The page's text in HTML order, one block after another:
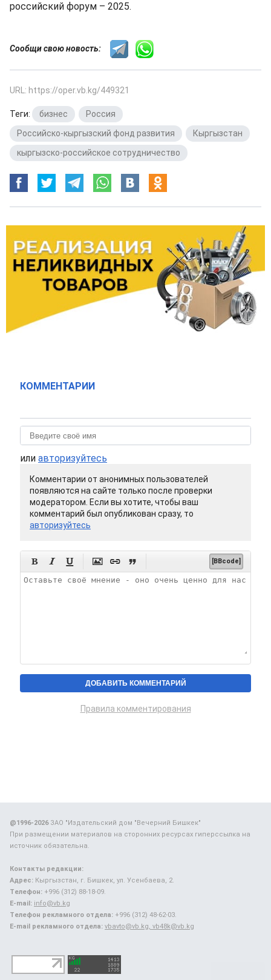
российский форум – 2025.
Сообщи свою новость:
URL: https://oper.vb.kg/449321
Теги: бизнес Россия
Российско-кыргызский фонд развития
Кыргызстан
кыргызско-российское сотрудничество
КОММЕНТАРИИ
или авторизуйтесь
Комментарии от анонимных пользователей
появляются на сайте только после проверки
модератором. Если вы хотите, чтобы ваш
комментарий был опубликован сразу, то
авторизуйтесь
      [BBcode]
Правила комментирования
@1996-2026ЗАО "Издательский дом "Вечерний Бишкек"
При размещении материалов на сторонних ресурсах гиперссылка на
источник обязательна.
Контакты редакции:
Адрес: Кыргызстан, г. Бишкек, ул. Усенбаева, 2.
Телефон: +996 (312) 88-18-09.
E-mail: info@vb.kg
Телефон рекламного отдела: +996 (312) 48-62-03.
E-mail рекламного отдела: vbavto@vb.kg, vb48k@vb.kg